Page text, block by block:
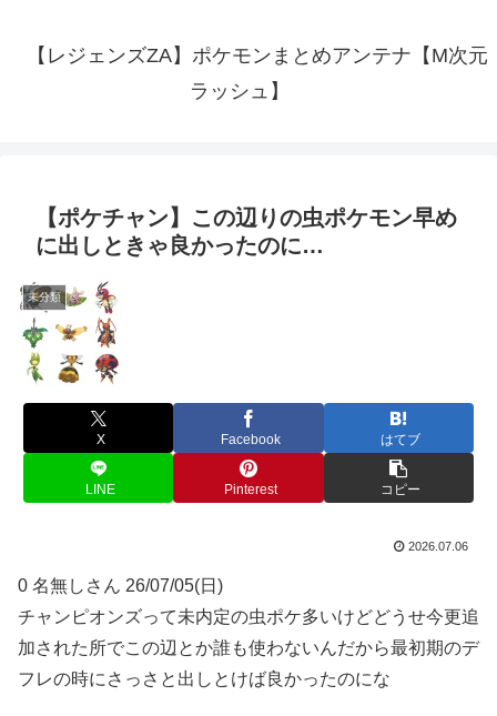
【レジェンズZA】ポケモンまとめアンテナ【M次元
ラッシュ】
【ポケチャン】この辺りの虫ポケモン早め
に出しときゃ良かったのに…
未分類
X Facebook はてブ
LINE Pinterest コピー
2026.07.06
0 名無しさん 26/07/05(日)
チャンピオンズって未内定の虫ポケ多いけどどうせ今更追
加された所でこの辺とか誰も使わないんだから最初期のデ
フレの時にさっさと出しとけば良かったのにな